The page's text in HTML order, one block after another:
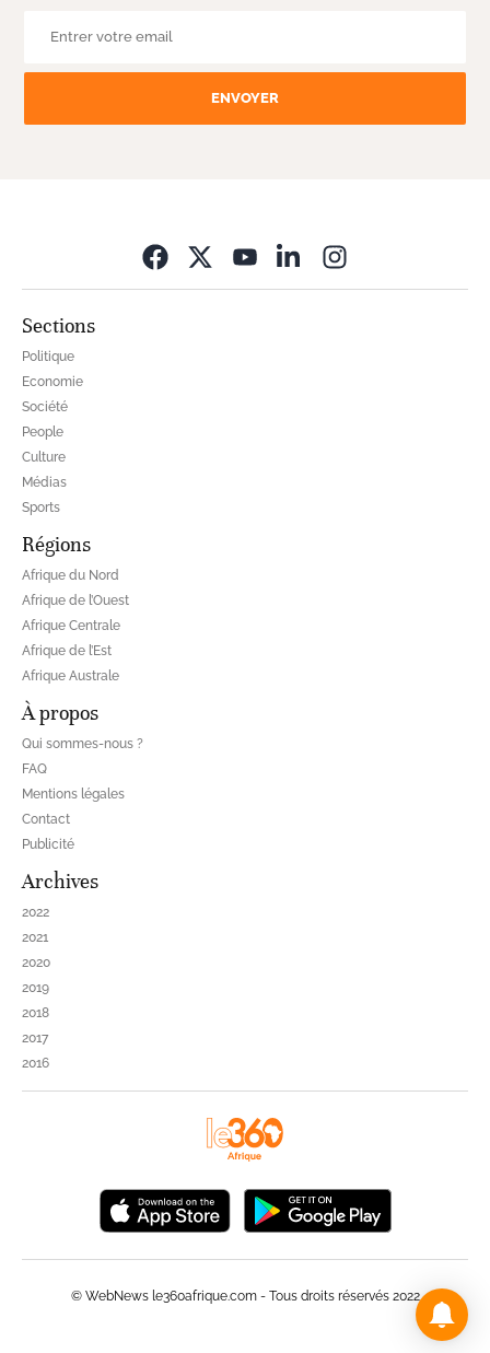
ENVOYER
Sections
Politique
Economie
Société
People
Culture
Médias
Sports
Régions
Afrique du Nord
Afrique de l’Ouest
Afrique Centrale
Afrique de l’Est
Afrique Australe
À propos
Qui sommes-nous ?
FAQ
Mentions légales
Contact
Publicité
Archives
2022
2021
2020
2019
2018
2017
2016
© WebNews le360afrique.com - Tous droits réservés 2022